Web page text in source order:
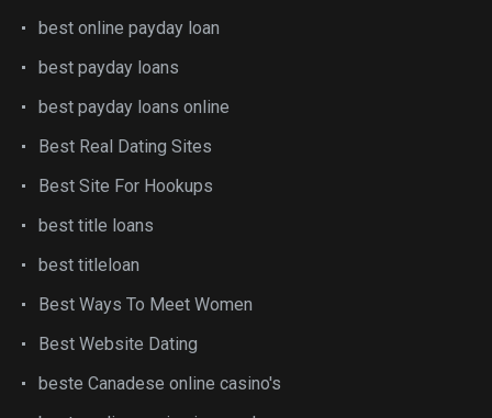
best online payday loan
best payday loans
best payday loans online
Best Real Dating Sites
Best Site For Hookups
best title loans
best titleloan
Best Ways To Meet Women
Best Website Dating
beste Canadese online casino's